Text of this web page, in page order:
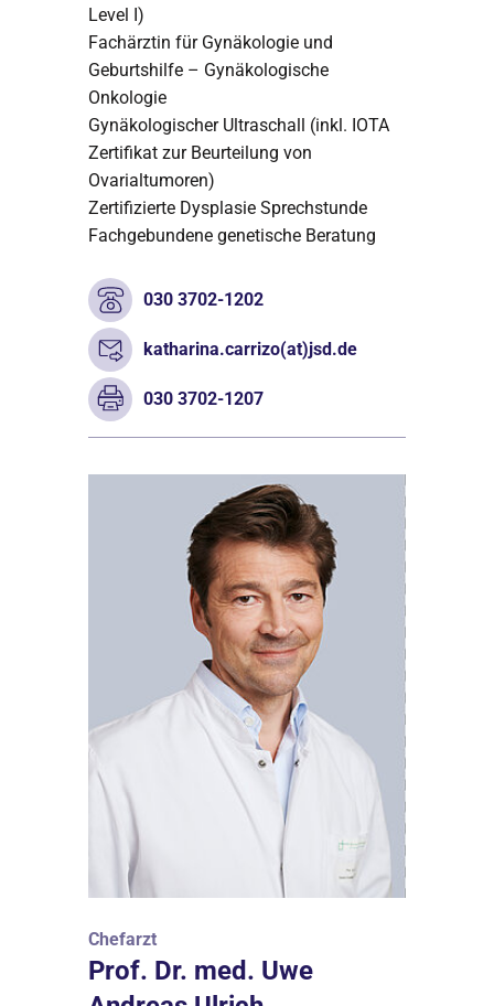
Level I)
Fachärztin für Gynäkologie und
Geburtshilfe – Gynäkologische
Onkologie
Gynäkologischer Ultraschall (inkl. IOTA
Zertifikat zur Beurteilung von
Ovarialtumoren)
Zertifizierte Dysplasie Sprechstunde
Fachgebundene genetische Beratung
030 3702-1202
katharina.carrizo(at)jsd.de
030 3702-1207
Chefarzt
Prof. Dr. med. Uwe